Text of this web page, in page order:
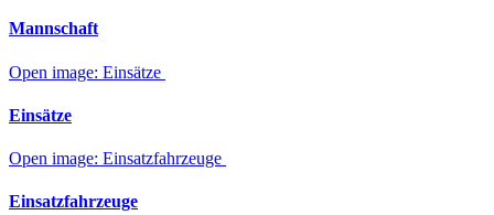
Mannschaft
Open image: Einsätze
Einsätze
Open image: Einsatzfahrzeuge
Einsatzfahrzeuge